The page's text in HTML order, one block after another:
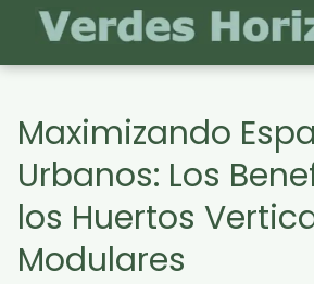
Maximizando
Urbanos: Los
los Huertos
Modulares